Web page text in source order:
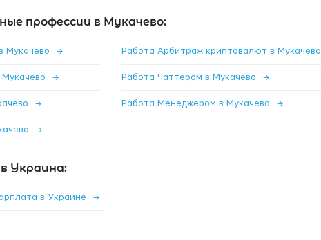
профессии в Мукачево:
Мукачево → Работа Арбитраж криптовалют в Мукачево
→ Работа Чаттером в Мукачево →
→ Работа Менеджером в Мукачево →
→
Украина:
в Украине →